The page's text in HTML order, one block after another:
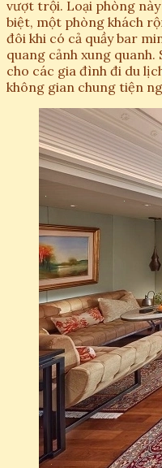
vượt trội. Loại phòng
biệt, một phòng khách
đôi khi có cả quầy bar
quang cảnh xung
cho các gia đình đi du
không gian chung tiện